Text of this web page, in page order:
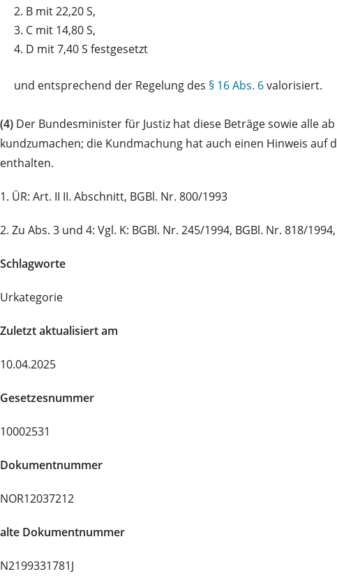
2. B mit 22,20 S,
3. C mit 14,80 S,
4. D mit 7,40 S festgesetzt
und entsprechend der Regelung des § 16 Abs. 6valorisiert.
(4) Der Bundesminister für Justiz hat diese Beträge sowie alle
kundzumachen; die Kundmachung hat auch einen Hinweis auf
enthalten.
1. ÜR: Art. II II. Abschnitt, BGBl. Nr. 800/1993
2. Zu Abs. 3 und 4: Vgl. K: BGBl. Nr. 245/1994, BGBl. Nr. 818/
Schlagworte
Urkategorie
Zuletzt aktualisiert am
10.04.2025
Gesetzesnummer
10002531
Dokumentnummer
NOR12037212
alte Dokumentnummer
N2199331781J